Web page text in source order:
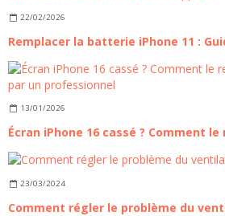
22/02/2026
13/01/2026
23/03/2024